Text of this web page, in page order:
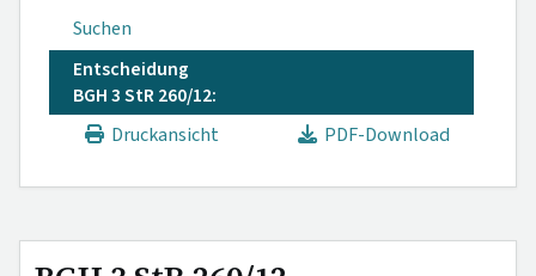
Suchen
Entscheidung
BGH 3 StR 260/12:
Druckansicht
PDF-Download